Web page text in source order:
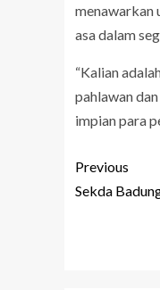
menawarkan
asa dalam
“Kalian
pahlawan
impian para
Previous
Sekda